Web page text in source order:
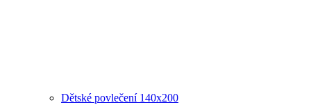
Dětské povlečení 140x200